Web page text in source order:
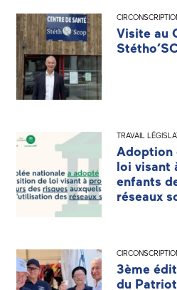
Visite au
TRAVAIL
Adoption
loi visant
enfants
réseaux
3ème
du